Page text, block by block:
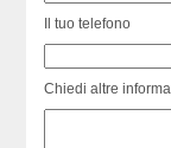
Il tuo telefono
Chiedi altre